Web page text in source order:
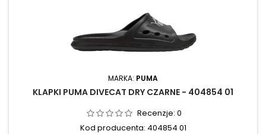
MARKA: PUMA
KLAPKI PUMA DIVECAT DRY CZARNE - 404854 01
Recenzje: 0
Kod producenta: 404854 01